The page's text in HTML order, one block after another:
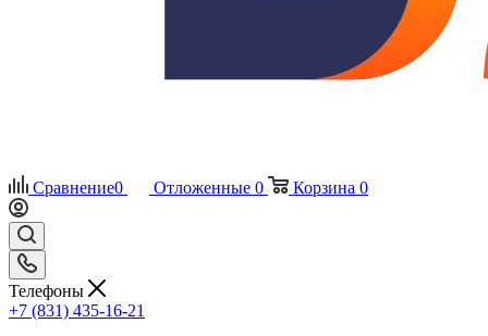
Сравнение0 Отложенные 0 Корзина 0
Телефоны
+7 (831) 435-16-21